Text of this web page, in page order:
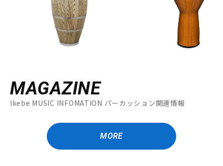
DTM オンライン納品 レコーディング機器
配信/ライブ機器 楽器アクセサリ
MAGAZINE
Ikebe MUSIC INFOMATION パーカッション関連情報
MORE